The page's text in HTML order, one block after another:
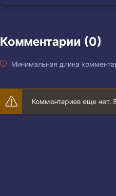
Комментарии (0)
Минимальная длина
Комментариев еще нет.